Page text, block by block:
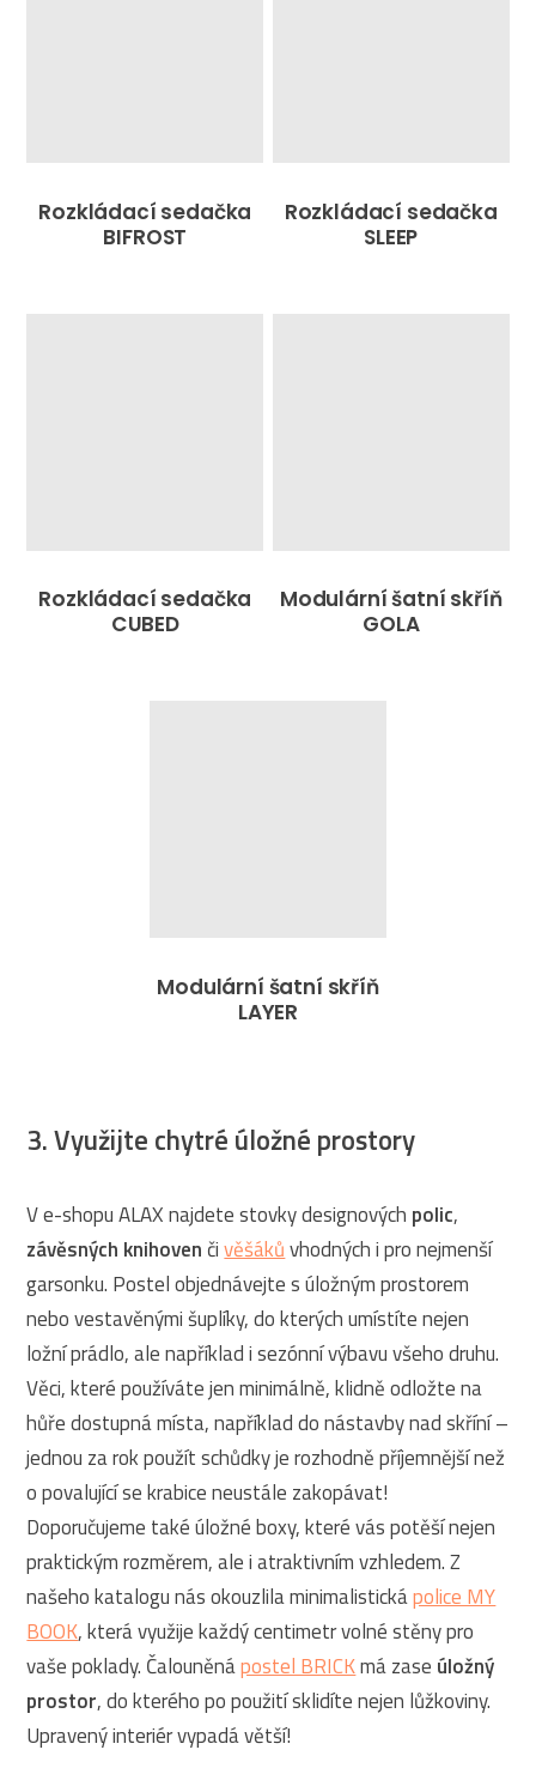
Rozkládací sedačka
BIFROST
Rozkládací sedačka
SLEEP
Rozkládací sedačka
CUBED
Modulární šatní skříň
GOLA
Modulární šatní skříň
LAYER
3. Využijte chytré úložné prostory
V e-shopu ALAX najdete stovky designových polic,
závěsných knihoven čivěšákůvhodných i pro nejmenší
garsonku. Postel objednávejte s úložným prostorem
nebo vestavěnými šuplíky, do kterých umístíte nejen
ložní prádlo, ale například i sezónní výbavu všeho druhu.
Věci, které používáte jen minimálně, klidně odložte na
hůře dostupná místa, například do nástavby nad skříní –
jednou za rok použít schůdky je rozhodně příjemnější než
o povalující se krabice neustále zakopávat!
Doporučujeme také úložné boxy, které vás potěší nejen
praktickým rozměrem, ale i atraktivním vzhledem. Z
našeho katalogu nás okouzlila minimalistickápolice MY
BOOK, která využije každý centimetr volné stěny pro
vaše poklady. Čalouněnápostel BRICKmá zase úložný
prostor, do kterého po použití sklidíte nejen lůžkoviny.
Upravený interiér vypadá větší!